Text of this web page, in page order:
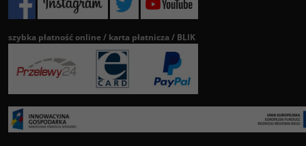
szybka płatność online / karta płatnicza / BLIK